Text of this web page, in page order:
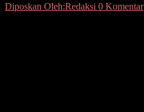
Diposkan Oleh:Redaksi 0 Komentar